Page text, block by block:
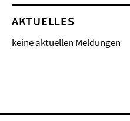
AKTUELLES
keine aktuellen Meldungen